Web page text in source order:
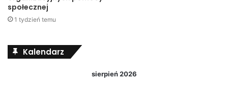
społecznej
1 tydzień temu
Kalendarz
sierpień 2026